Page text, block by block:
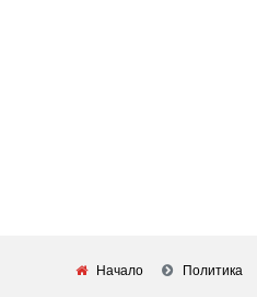
Начало Политика